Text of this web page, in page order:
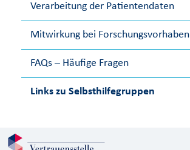
Verarbeitung der Patientendaten
Mitwirkung bei Forschungsvorhaben
FAQs – Häufige Fragen
Links zu Selbsthilfegruppen